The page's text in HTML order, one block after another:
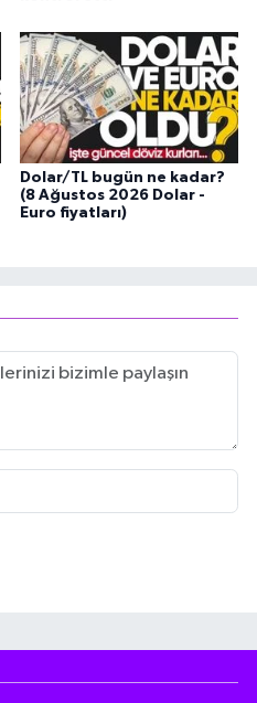
Dolar/TL bugün ne kadar?
(8 Ağustos 2026 Dolar -
Euro fiyatları)